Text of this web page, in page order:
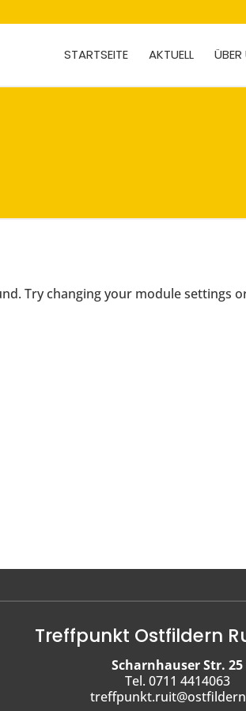
STARTSEITE AKTUELL ÜBER
Try changing your module settings
Treffpunkt Ostfildern
Scharnhauser Str. 25
Tel. 0711 4414063